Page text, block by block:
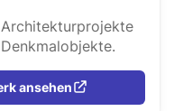
ansehen